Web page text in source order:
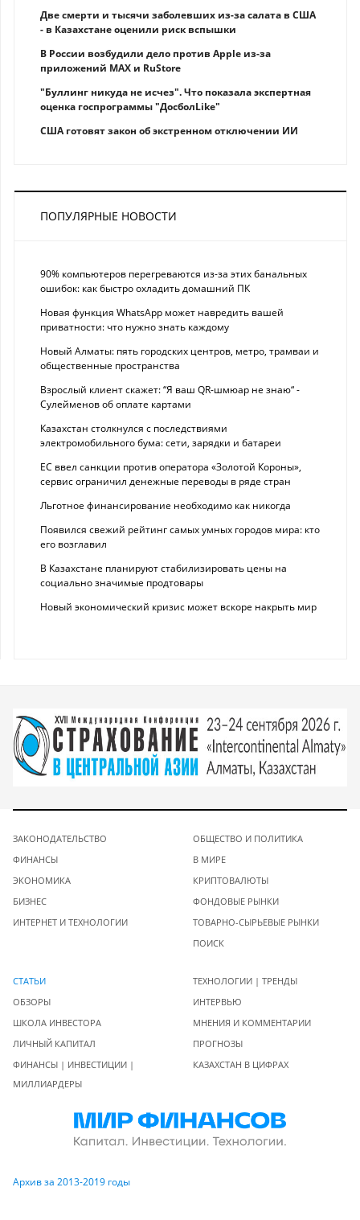
Две смерти и тысячи заболевших из-за салата в США
- в Казахстане оценили риск вспышки
В России возбудили дело против Apple из-за
приложений MAX и RuStore
"Буллинг никуда не исчез". Что показала экспертная
оценка госпрограммы "ДосболLike"
США готовят закон об экстренном отключении ИИ
ПОПУЛЯРНЫЕ НОВОСТИ
90% компьютеров перегреваются из-за этих банальных
ошибок: как быстро охладить домашний ПК
Новая функция WhatsApp может навредить вашей
приватности: что нужно знать каждому
Новый Алматы: пять городских центров, метро, трамваи и
общественные пространства
Взрослый клиент скажет: “Я ваш QR-шмюар не знаю“ -
Сулейменов об оплате картами
Казахстан столкнулся с последствиями
электромобильного бума: сети, зарядки и батареи
ЕС ввел санкции против оператора «Золотой Короны»,
сервис ограничил денежные переводы в ряде стран
Льготное финансирование необходимо как никогда
Появился свежий рейтинг самых умных городов мира: кто
его возглавил
В Казахстане планируют стабилизировать цены на
социально значимые продтовары
Новый экономический кризис может вскоре накрыть мир
ЗАКОНОДАТЕЛЬСТВО
ФИНАНСЫ
ЭКОНОМИКА
БИЗНЕС
ИНТЕРНЕТ И ТЕХНОЛОГИИ
ОБЩЕСТВО И ПОЛИТИКА
В МИРЕ
КРИПТОВАЛЮТЫ
ФОНДОВЫЕ РЫНКИ
ТОВАРНО-СЫРЬЕВЫЕ РЫНКИ
ПОИСК
СТАТЬИ
ОБЗОРЫ
ШКОЛА ИНВЕСТОРА
ЛИЧНЫЙ КАПИТАЛ
ФИНАНСЫ | ИНВЕСТИЦИИ |
МИЛЛИАРДЕРЫ
ТЕХНОЛОГИИ | ТРЕНДЫ
ИНТЕРВЬЮ
МНЕНИЯ И КОММЕНТАРИИ
ПРОГНОЗЫ
КАЗАХСТАН В ЦИФРАХ
Архив за 2013-2019 годы